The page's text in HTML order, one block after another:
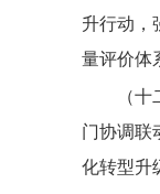
升行动，
量评价体
（
门协调联
化转型升